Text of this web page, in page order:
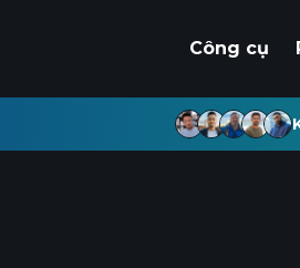
Công cụ